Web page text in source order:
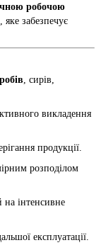
робочою
, яке забезпечує
, сирів,
викладення
продукції.
розподілом
інтенсивне
експлуатації.